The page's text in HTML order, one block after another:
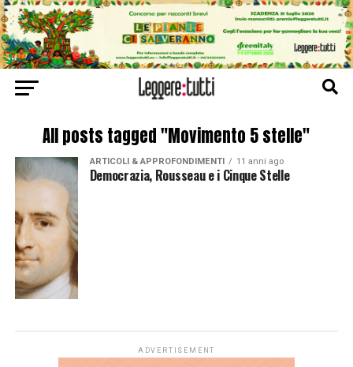
All posts tagged "Movimento 5 stelle"
ARTICOLI & APPROFONDIMENTI 11 anni ago
Democrazia, Rousseau e i Cinque Stelle
ADVERTISEMENT